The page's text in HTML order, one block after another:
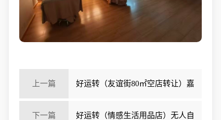
上一篇 好运转（友谊街80㎡空店转让）嘉
兴知名‘友谊街’纯一层80平.空店转让
下一篇 好运转（情感生活用品店）无人自